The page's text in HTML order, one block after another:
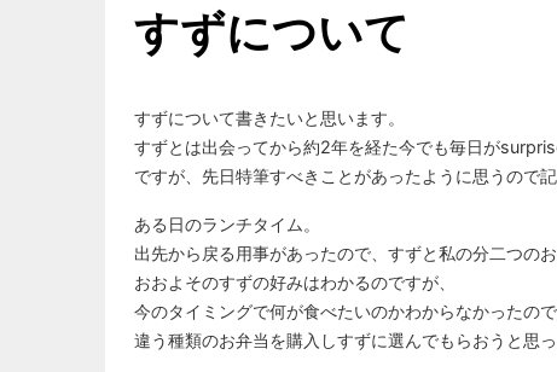
すずについて
すずについて書きたいと思います。
すずとは出会ってから約2年を経た今でも毎日が
ですが、先日特筆すべきことがあったように思うので
ある日のランチタイム。
出先から戻る用事があったので、すずと私の分二つの
おおよそのすずの好みはわかるのですが、
今のタイミングで何が食べたいのかわからなかったので
違う種類のお弁当を購入しすずに選んでもらおうと思っ